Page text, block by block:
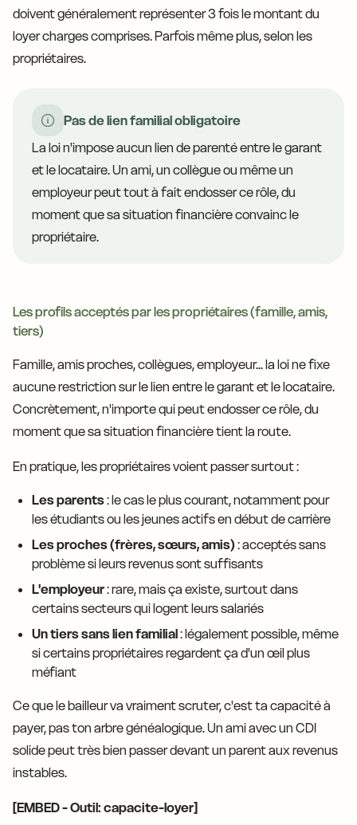
doivent généralement représenter 3 fois le montant du
loyer charges comprises. Parfois même plus, selon les
propriétaires.
Pas de lien familial obligatoire
La loi n'impose aucun lien de parenté entre le garant
et le locataire. Un ami, un collègue ou même un
employeur peut tout à fait endosser ce rôle, du
moment que sa situation financière convainc le
propriétaire.
Les profils acceptés par les propriétaires (famille, amis,
tiers)
Famille, amis proches, collègues, employeur... la loi ne fixe
aucune restriction sur le lien entre le garant et le locataire.
Concrètement, n'importe qui peut endosser ce rôle, du
moment que sa situation financière tient la route.
En pratique, les propriétaires voient passer surtout :
Les parents: le cas le plus courant, notamment pour
les étudiants ou les jeunes actifs en début de carrière
Les proches (frères, sœurs, amis) : acceptés sans
problème si leurs revenus sont suffisants
L'employeur: rare, mais ça existe, surtout dans
certains secteurs qui logent leurs salariés
Un tiers sans lien familial: légalement possible, même
si certains propriétaires regardent ça d'un œil plus
méfiant
Ce que le bailleur va vraiment scruter, c'est ta capacité à
payer, pas ton arbre généalogique. Un ami avec un CDI
solide peut très bien passer devant un parent aux revenus
instables.
[EMBED - Outil: capacite-loyer]